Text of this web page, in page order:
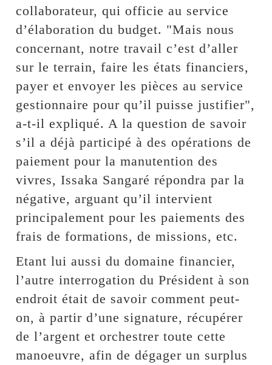
collaborateur, qui officie au service
d’élaboration du budget. "Mais nous
concernant, notre travail c’est d’aller
sur le terrain, faire les états financiers,
payer et envoyer les pièces au service
gestionnaire pour qu’il puisse justifier",
a-t-il expliqué. A la question de savoir
s’il a déjà participé à des opérations de
paiement pour la manutention des
vivres, Issaka Sangaré répondra par la
négative, arguant qu’il intervient
principalement pour les paiements des
frais de formations, de missions, etc.
Etant lui aussi du domaine financier,
l’autre interrogation du Président à son
endroit était de savoir comment peut-
on, à partir d’une signature, récupérer
de l’argent et orchestrer toute cette
manoeuvre, afin de dégager un surplus